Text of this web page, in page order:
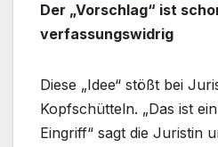
Der „Vorschlag“ ist
verfassungswidrig
Diese „Idee“ stößt bei
Kopfschütteln. „Das ist
Eingriff“ sagt die Juristin